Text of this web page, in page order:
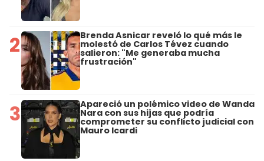
2 Brenda Asnicar reveló lo qué más le
molestó de Carlos Tévez cuando
salieron: "Me generaba mucha
frustración"
3 Apareció un polémico video de Wanda
Nara con sus hijas que podría
comprometer su conflicto judicial con
Mauro Icardi